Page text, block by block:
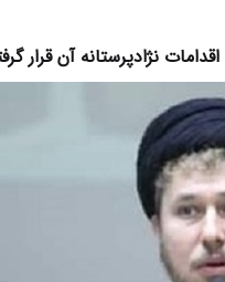
نژادپرستانه آن قرار